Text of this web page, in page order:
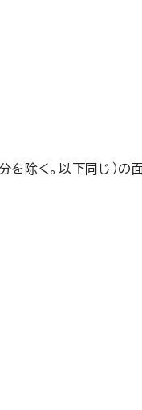
除く。以下同じ